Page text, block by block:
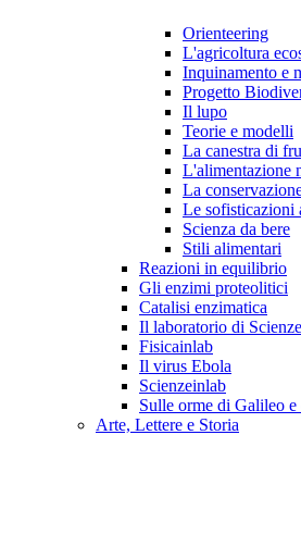
Orienteering
L'agricoltura
Inquinamento e
Progetto
Il lupo
Teorie e modelli
La canestra di
L'alimentazione
La
Le sofisticazioni
Scienza da bere
Stili alimentari
Reazioni in equilibrio
Gli enzimi proteolitici
Catalisi enzimatica
Il laboratorio di Scienze
Fisicainlab
Il virus Ebola
Scienzeinlab
Sulle orme di Galileo
Arte, Lettere e Storia